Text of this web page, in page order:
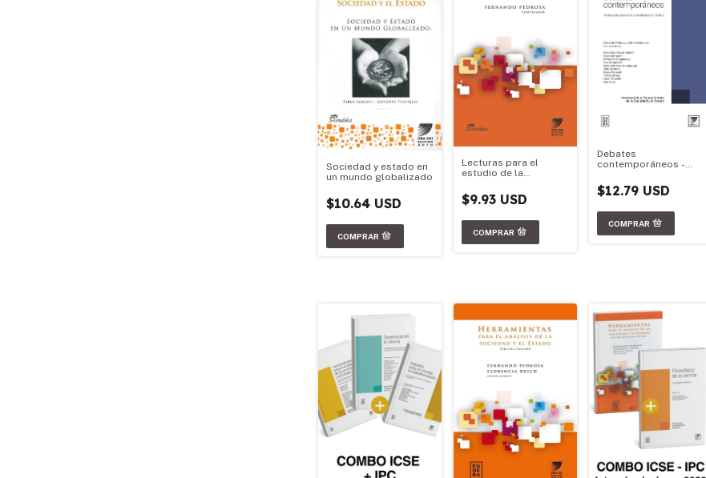
Sociedad y estado en
un mundo globalizado
$10.64 USD
Lecturas para el
estudio de la
$9.93 USD
Debates
contemporáneos -
Oficial 2025
$12.79 USD